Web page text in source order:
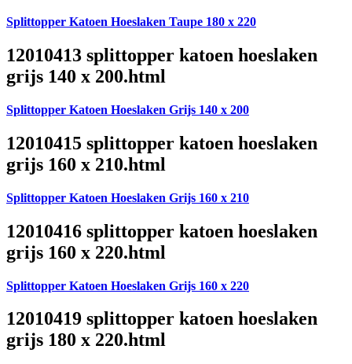
Splittopper Katoen Hoeslaken Taupe 180 x 220
12010413 splittopper katoen hoeslaken
grijs 140 x 200.html
Splittopper Katoen Hoeslaken Grijs 140 x 200
12010415 splittopper katoen hoeslaken
grijs 160 x 210.html
Splittopper Katoen Hoeslaken Grijs 160 x 210
12010416 splittopper katoen hoeslaken
grijs 160 x 220.html
Splittopper Katoen Hoeslaken Grijs 160 x 220
12010419 splittopper katoen hoeslaken
grijs 180 x 220.html